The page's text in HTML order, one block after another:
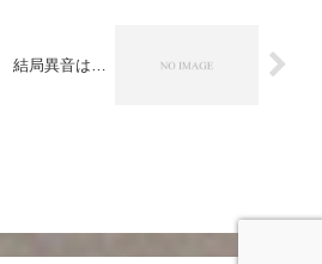
結局異音は…